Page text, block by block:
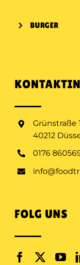
BURGER
Grünstraße
40212
0176
FOLG UNS